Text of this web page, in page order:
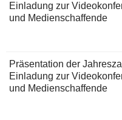
Einladung zur
und Medienschaffende
Präsentation der
Einladung zur
und Medienschaffende